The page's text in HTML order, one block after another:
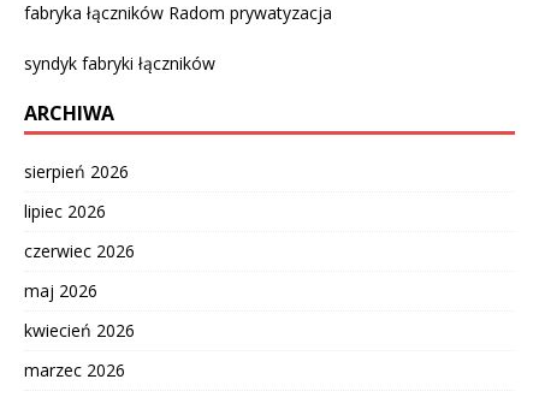
fabryka łączników Radom prywatyzacja
syndyk fabryki łączników
ARCHIWA
sierpień 2026
lipiec 2026
czerwiec 2026
maj 2026
kwiecień 2026
marzec 2026